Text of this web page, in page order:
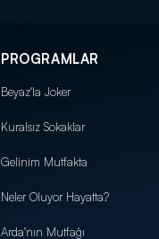
PROGRAMLAR
Beyaz'la Joker
Kuralsız Sokaklar
Gelinim Mutfakta
Neler Oluyor Hayatta?
Arda'nın Mutfağı